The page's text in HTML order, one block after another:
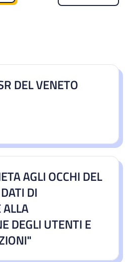
DEL VENETO
AGLI OCCHI DEL
DI
DEGLI UTENTI E